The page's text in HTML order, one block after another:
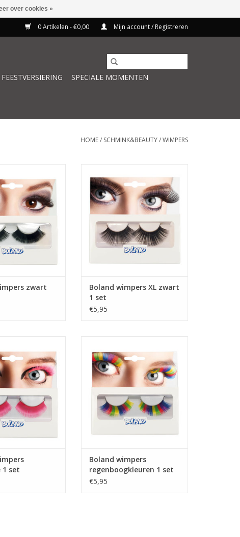
0 Artikelen - €0,00 Mijn account / Registreren
FEESTVERSIERING
SPECIALE MOMENTEN
HOME/ SCHMINK&BEAUTY/WIMPERS
WINKELWAGEN
zwart
TOEVOEGEN AAN WINKELWAGEN
Boland wimpers XL zwart
1 set
€5,95
WINKELWAGEN
1 set
regenboogkleuren 1 set
TOEVOEGEN AAN WINKELWAGEN
Boland wimpers
regenboogkleuren 1 set
€5,95
over cookies »